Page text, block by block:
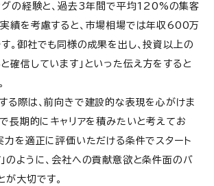
の経験と、過去3年間で平均120%の集客
績を考慮すると、市場相場では年収600万
。御社でも同様の成果を出し、投資以上の
確信しています」といった伝え方をすると
る際は、前向きで建設的な表現を心がけま
で長期的にキャリアを積みたいと考えてお
力を適正に評価いただける条件でスタート
のように、会社への貢献意欲と条件面のバ
が大切です。